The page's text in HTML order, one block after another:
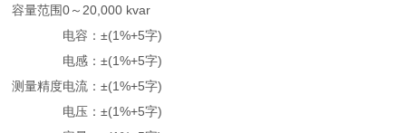
容量范围0～20,000 kvar
测量精度
电容：±(1%+5字)
电感：±(1%+5字)
电流：±(1%+5字)
电压：±(1%+5字)